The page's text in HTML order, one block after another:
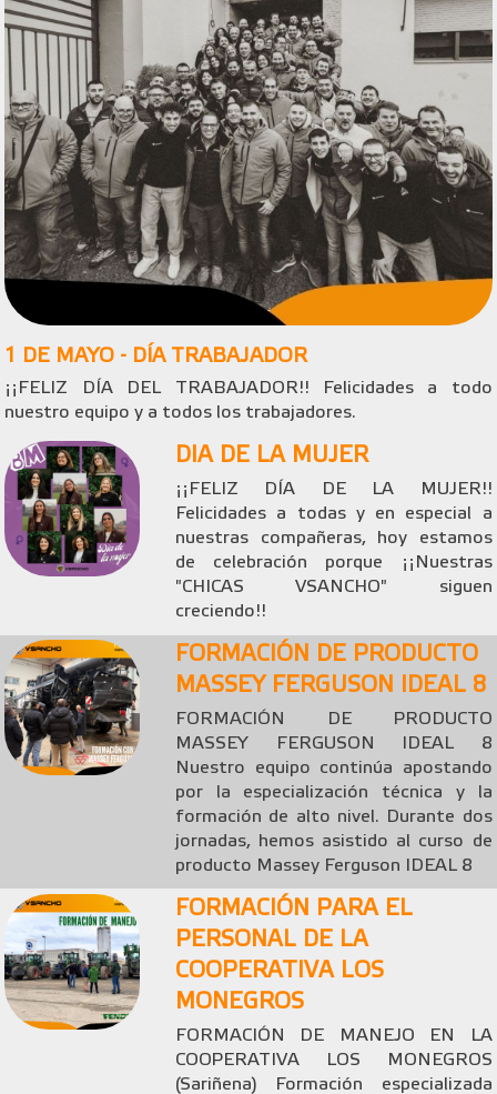
1 DE MAYO - DÍA TRABAJADOR
¡¡FELIZ DÍA DEL TRABAJADOR!! Felicidades a todo
nuestro equipo y a todos los trabajadores.
DIA DE LA MUJER
¡¡FELIZ DÍA DE LA MUJER!!
Felicidades a todas y en especial a
nuestras compañeras, hoy estamos
de celebración porque ¡¡Nuestras
"CHICAS VSANCHO" siguen
creciendo!!
FORMACIÓN DE PRODUCTO
MASSEY FERGUSON IDEAL 8
FORMACIÓN DE PRODUCTO
MASSEY FERGUSON IDEAL 8
Nuestro equipo continúa apostando
por la especialización técnica y la
formación de alto nivel. Durante dos
jornadas, hemos asistido al curso de
producto Massey Ferguson IDEAL 8
FORMACIÓN PARA EL
PERSONAL DE LA
COOPERATIVA LOS
MONEGROS
FORMACIÓN DE MANEJO EN LA
COOPERATIVA LOS MONEGROS
(Sariñena) Formación especializada